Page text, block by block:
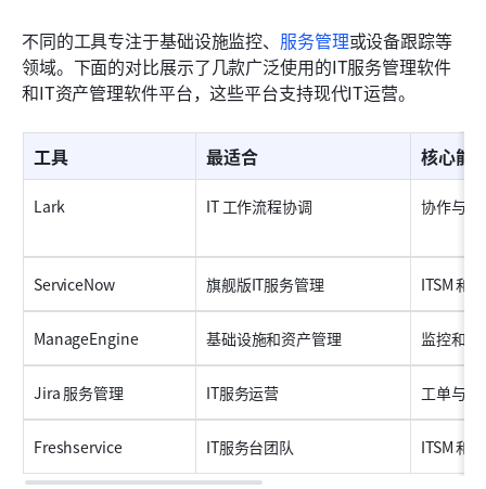
不同的工具专注于基础设施监控、 服务管理或设备跟踪等
领域。下面的对比展示了几款广泛使用的IT服务管理软件
和IT资产管理软件平台，这些平台支持现代IT运营。
工具 最适合 核心能
Lark IT 工作流程协调 协作与自
ServiceNow 旗舰版IT服务管理 ITSM 和
ManageEngine 基础设施和资产管理 监控和库
Jira 服务管理 IT服务运营 工单与
Freshservice IT服务台团队 ITSM 和